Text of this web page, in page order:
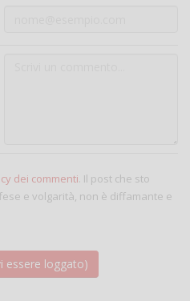
dei commenti. Il post che sto
e volgarità, non è diffamante e